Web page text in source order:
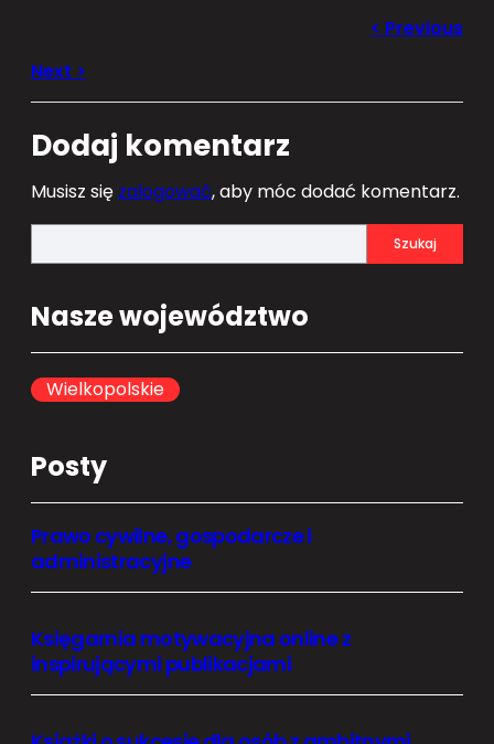
Dodaj komentarz
Musisz się zalogować, aby móc dodać komentarz.
e
r
c
h
Szukaj
Nasze województwo
Wielkopolskie
Posty
Prawo cywilne, gospodarcze i
administracyjne
Księgarnia motywacyjna online z
inspirującymi publikacjami